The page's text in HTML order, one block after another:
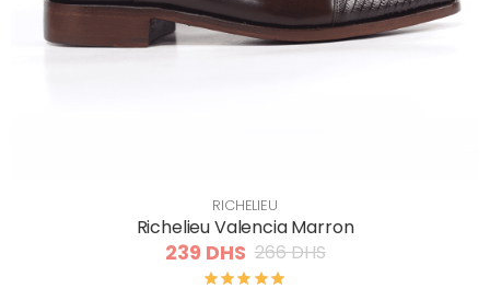
RICHELIEU
Richelieu Valencia Marron
239 DHS 266 DHS